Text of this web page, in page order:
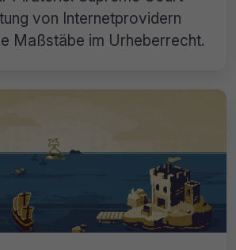
von Internetprovidern
Maßstäbe im Urheberrecht.